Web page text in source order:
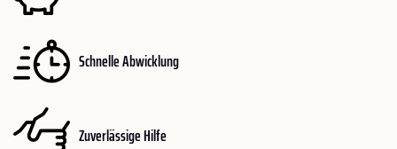
Schnelle Abwicklung
Zuverlässige Hilfe